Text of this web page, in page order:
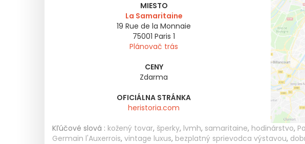
MIESTO
La Samaritaine
19 Rue de la Monnaie
75001 Paris 1
Plánovač trás
CENY
Zdarma
OFICIÁLNA STRÁNKA
heristoria.com
Kľúčové slová : kožený tovar, šperky, lvmh, samaritaine, hodinárstvo,
Germain l'Auxerrois, vintage luxus, bezplatný sprievodca výstavou,